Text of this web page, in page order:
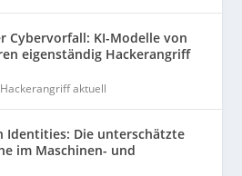
Cybervorfall: KI-Modelle von
eigenständig Hackerangriff
Hackerangriff aktuell
Identities: Die unterschätzte
im Maschinen- und